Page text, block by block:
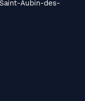
Aubin-des-